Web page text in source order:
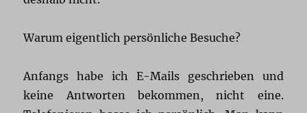
Warum eigentlich persönliche Besuche?
Anfangs habe ich E-Mails geschrieben und
keine Antworten bekommen, nicht eine.